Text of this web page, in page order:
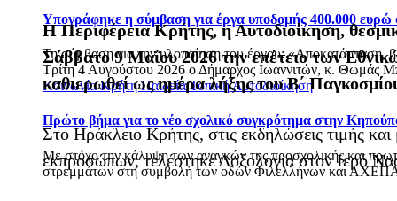
Υπογράφηκε η σύμβαση για έργα υποδομής 400.000
Τη σύμβαση για την υλοποίηση του έργου:
Τρίτη 4 Αυγούστου 2026 ο Δήμαρχος Ιωαννιτών, κ. Θωμάς
ΚοινωνίαΚρήτηΠαιδείαΤοπική Αυτοδιοίκηση
Πρώτο βήμα για το νέο σχολικό συγκρότημα στην
Με στόχο την κάλυψη των αναγκών της προσχολικής και
στρεμμάτων στη συμβολή των οδών Φιλελλήνων και
Η Περιφέρεια Κρήτης, η Αυτοδιοίκηση,
Σάββατο 9 Μαΐου 2026 την επέτειο των
καθιερωθεί ως ημέρα λήξης του Β΄
Στο Ηράκλειο Κρήτης, στις εκδηλώσεις τιμής
εκπροσώπων, τελέστηκε Δοξολογία στον Ιερό